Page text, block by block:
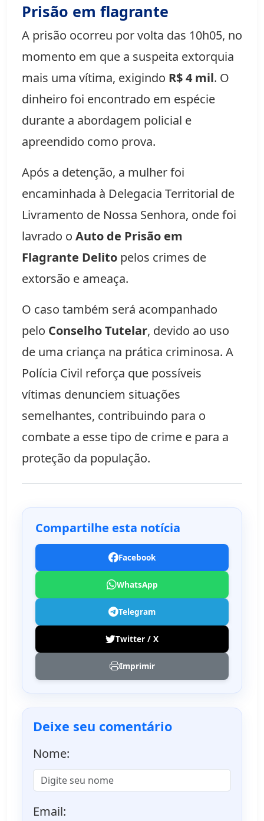
Prisão em flagrante
A prisão ocorreu por volta das 10h05, no
momento em que a suspeita extorquia
mais uma vítima, exigindo R$ 4 mil. O
dinheiro foi encontrado em espécie
durante a abordagem policial e
apreendido como prova.
Após a detenção, a mulher foi
encaminhada à Delegacia Territorial de
Livramento de Nossa Senhora, onde foi
lavrado o Auto de Prisão em
Flagrante Delito pelos crimes de
extorsão e ameaça.
O caso também será acompanhado
pelo Conselho Tutelar, devido ao uso
de uma criança na prática criminosa. A
Polícia Civil reforça que possíveis
vítimas denunciem situações
semelhantes, contribuindo para o
combate a esse tipo de crime e para a
proteção da população.
Compartilhe esta notícia
Facebook
WhatsApp
Telegram
Twitter / X
Imprimir
Deixe seu comentário
Nome:
Email: